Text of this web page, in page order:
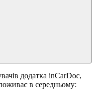
додатка inCarDoc,
в середньому: